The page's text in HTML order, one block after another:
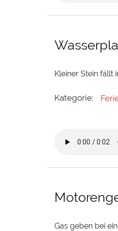
Kleiner Stein fällt
Kategorie:
Gas geben bei